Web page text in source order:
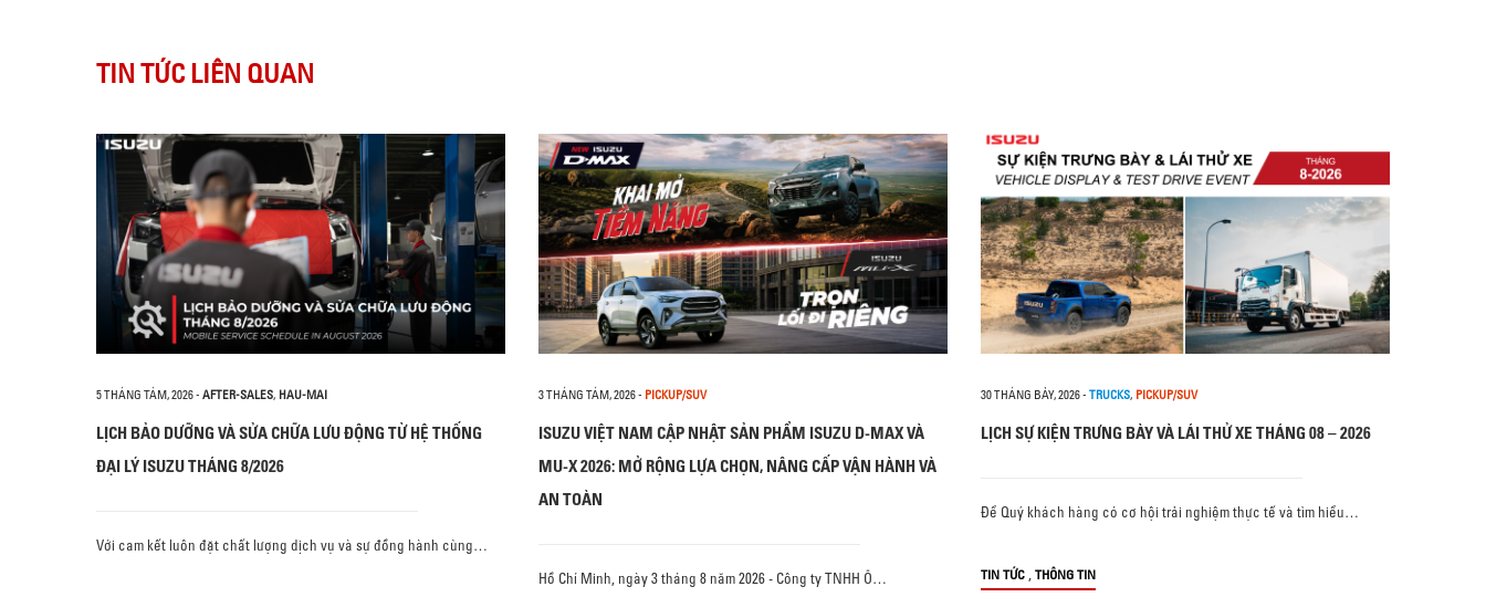
TIN TỨC LIÊN QUAN
5 THÁNG TÁM, 2026- AFTER-SALES, HAU-MAI
LỊCH BẢO DƯỠNG VÀ SỬA CHỮA LƯU ĐỘNG TỪ HỆ THỐNG
ĐẠI LÝ ISUZU THÁNG 8/2026
Với cam kết luôn đặt chất lượng dịch vụ và sự đồng hành cùng…
3 THÁNG TÁM, 2026- PICKUP/SUV
ISUZU VIỆT NAM CẬP NHẬT SẢN PHẨM ISUZU D-MAX VÀ
MU-X 2026: MỞ RỘNG LỰA CHỌN, NÂNG CẤP VẬN HÀNH VÀ
AN TOÀN
Hồ Chí Minh, ngày 3 tháng 8 năm 2026 - Công ty TNHH Ô…
30 THÁNG BẢY, 2026- TRUCKS, PICKUP/SUV
LỊCH SỰ KIỆN TRƯNG BÀY VÀ LÁI THỬ XE THÁNG 08 – 2026
Để Quý khách hàng có cơ hội trải nghiệm thực tế và tìm hiểu…
TIN TỨC , THÔNG TIN